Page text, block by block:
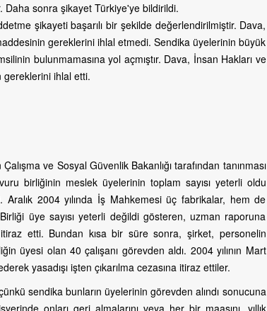
Daha sonra şikayet Türkiye'ye bildirildi.
şikayeti başarılı bir şekilde değerlendirilmiştir. Dava,
gereklerini ihlal etmedi. Sendika üyelerinin büyük
bulunmamasına yol açmıştır. Dava, İnsan Hakları ve
gereklerini ihlal etti.
ve Sosyal Güvenlik Bakanlığı tarafından tanınması
birliğinin meslek üyelerinin toplam sayısı yeterli oldu
Aralık 2004 yılında İş Mahkemesi üç fabrikalar, hem de
üye sayısı yeterli değildi gösteren, uzman raporuna
etti. Bundan kısa bir süre sonra, şirket, personelin
üyesi olan 40 çalışanı görevden aldı. 2004 yılının Mart
yasadışı işten çıkarılma cezasına itiraz ettiler.
sendika bunların üyelerinin görevden alındı ​​sonucuna
onları geri almalarını veya her bir maaşını, yıllık